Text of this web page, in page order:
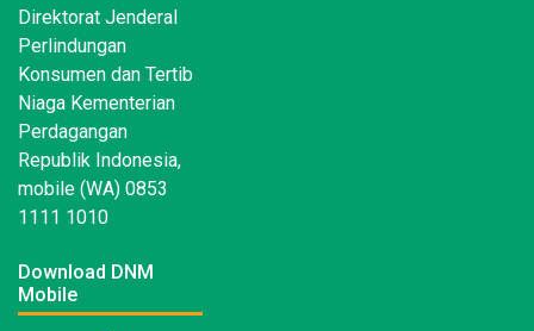
Direktorat Jenderal
Perlindungan
Konsumen dan Tertib
Niaga Kementerian
Perdagangan
Republik Indonesia,
mobile (WA) 0853
1111 1010
Download DNM
Mobile